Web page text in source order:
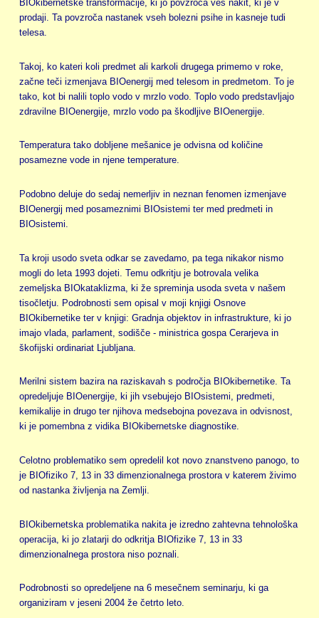
BIOkibernetske transformacije, ki jo povzroča ves nakit, ki je v
prodaji. Ta povzroča nastanek vseh bolezni psihe in kasneje tudi
telesa.
Takoj, ko kateri koli predmet ali karkoli drugega primemo v roke,
začne teči izmenjava BIOenergij med telesom in predmetom. To je
tako, kot bi nalili toplo vodo v mrzlo vodo. Toplo vodo predstavljajo
zdravilne BIOenergije, mrzlo vodo pa škodljive BIOenergije.
Temperatura tako dobljene mešanice je odvisna od količine
posamezne vode in njene temperature.
Podobno deluje do sedaj nemerljiv in neznan fenomen izmenjave
BIOenergij med posameznimi BIOsistemi ter med predmeti in
BIOsistemi.
Ta kroji usodo sveta odkar se zavedamo, pa tega nikakor nismo
mogli do leta 1993 dojeti. Temu odkritju je botrovala velika
zemeljska BIOkataklizma, ki že spreminja usoda sveta v našem
tisočletju. Podrobnosti sem opisal v moji knjigi Osnove
BIOkibernetike ter v knjigi: Gradnja objektov in infrastrukture, ki jo
imajo vlada, parlament, sodišče - ministrica gospa Cerarjeva in
škofijski ordinariat Ljubljana.
Merilni sistem bazira na raziskavah s področja BIOkibernetike. Ta
opredeljuje BIOenergije, ki jih vsebujejo BIOsistemi, predmeti,
kemikalije in drugo ter njihova medsebojna povezava in odvisnost,
ki je pomembna z vidika BIOkibernetske diagnostike.
Celotno problematiko sem opredelil kot novo znanstveno panogo, to
je BIOfiziko 7, 13 in 33 dimenzionalnega prostora v katerem živimo
od nastanka življenja na Zemlji.
BIOkibernetska problematika nakita je izredno zahtevna tehnološka
operacija, ki jo zlatarji do odkritja BIOfizike 7, 13 in 33
dimenzionalnega prostora niso poznali.
Podrobnosti so opredeljene na 6 mesečnem seminarju, ki ga
organiziram v jeseni 2004 že četrto leto.